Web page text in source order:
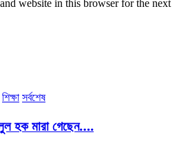
website in this browser for the next
শিক্ষা সর্বশেষ
হক মারা গেছেন….